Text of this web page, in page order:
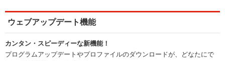
ウェブアップデート機能
カンタン・スピーディーな新機能！
プログラムアップデートやプロファイルのダウンロードが、どなたにで